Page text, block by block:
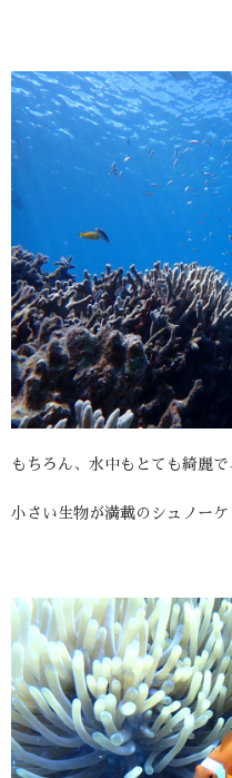
もちろん、水中もとても綺麗
小さい生物が満載のシュノーケ